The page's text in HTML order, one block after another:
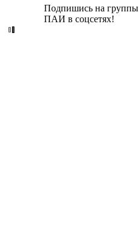
Подпишись на группы
ПАИ в соцсетях!